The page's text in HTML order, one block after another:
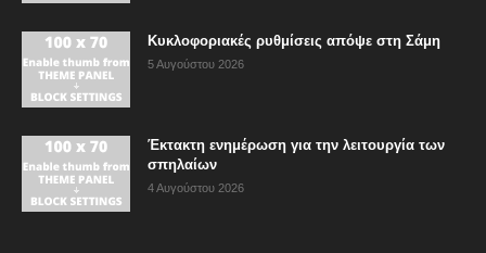
Κυκλοφοριακές ρυθμίσεις απόψε στη Σάμη
5 Αυγούστου 2026
Έκτακτη ενημέρωση για την λειτουργία των
σπηλαίων
4 Αυγούστου 2026